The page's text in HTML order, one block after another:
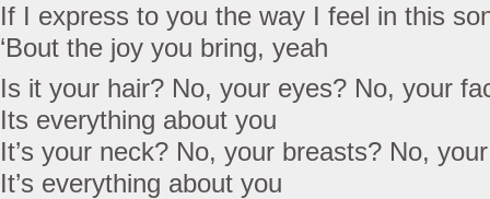
If I express to you the way I feel in this
‘Bout the joy you bring, yeah
Is it your hair? No, your eyes? No, your
Its everything about you
It’s your neck? No, your breasts? No,
It’s everything about you